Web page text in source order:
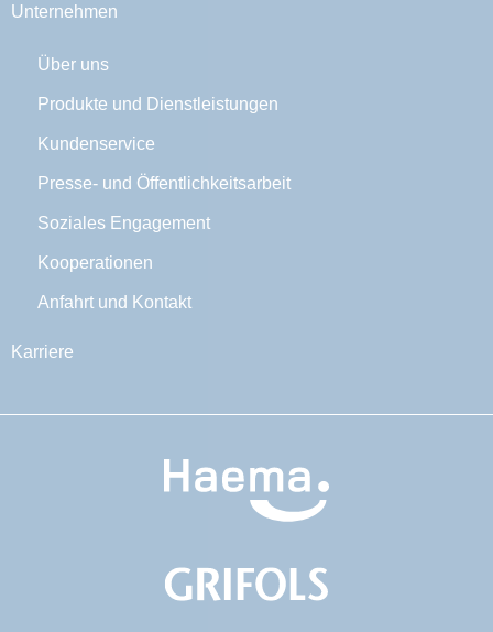
Unternehmen
Über uns
Produkte und Dienstleistungen
Kundenservice
Presse- und Öffentlichkeitsarbeit
Soziales Engagement
Kooperationen
Anfahrt und Kontakt
Karriere